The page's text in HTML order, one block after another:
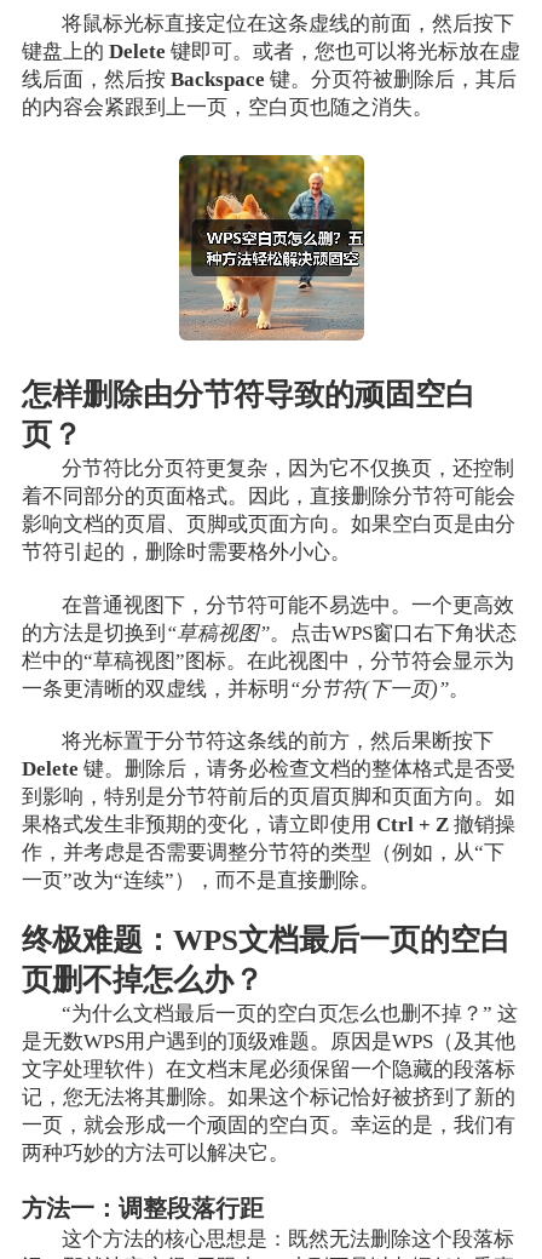
将鼠标光标直接定位在这条虚线的前面，然后按下
键盘上的 Delete 键即可。或者，您也可以将光标放在虚
线后面，然后按 Backspace 键。分页符被删除后，其后
的内容会紧跟到上一页，空白页也随之消失。
怎样删除由分节符导致的顽固空白
页？
分节符比分页符更复杂，因为它不仅换页，还控制
着不同部分的页面格式。因此，直接删除分节符可能会
影响文档的页眉、页脚或页面方向。如果空白页是由分
节符引起的，删除时需要格外小心。
在普通视图下，分节符可能不易选中。一个更高效
的方法是切换到 “草稿视图”。点击WPS窗口右下角状态
栏中的“草稿视图”图标。在此视图中，分节符会显示为
一条更清晰的双虚线，并标明 “分节符(下一页)”。
将光标置于分节符这条线的前方，然后果断按下
Delete 键。删除后，请务必检查文档的整体格式是否受
到影响，特别是分节符前后的页眉页脚和页面方向。如
果格式发生非预期的变化，请立即使用 Ctrl + Z撤销操
作，并考虑是否需要调整分节符的类型（例如，从“下
一页”改为“连续”），而不是直接删除。
终极难题：WPS文档最后一页的空白
页删不掉怎么办？
“为什么文档最后一页的空白页怎么也删不掉？” 这
是无数WPS用户遇到的顶级难题。原因是WPS（及其他
文字处理软件）在文档末尾必须保留一个隐藏的段落标
记，您无法将其删除。如果这个标记恰好被挤到了新的
一页，就会形成一个顽固的空白页。幸运的是，我们有
两种巧妙的方法可以解决它。
方法一：调整段落行距
这个方法的核心思想是：既然无法删除这个段落标